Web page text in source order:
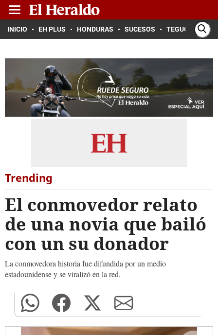
INICIO EH PLUS HONDURAS SUCESOS TEGUCIGALPA
Trending
El conmovedor relato
de una novia que bailó
con un su donador
La conmovedora historia fue difundida por un medio
estadounidense y se viralizó en la red.